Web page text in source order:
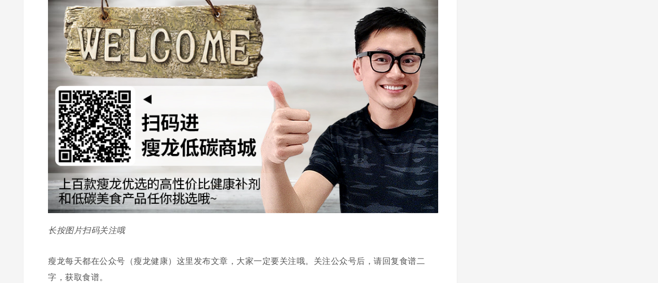
长按图片扫码关注哦
瘦龙每天都在公众号（瘦龙健康）这里发布文章，大家一定要关注哦。关注公众号后，请回复食谱二
字，获取食谱。